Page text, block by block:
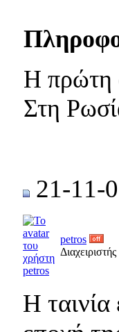
Η πρώτη
Στη
21-11-
petros
Διαχειριστής
Η